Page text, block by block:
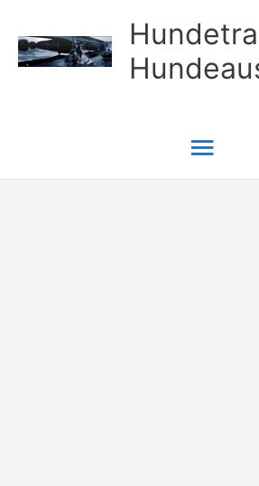
Inhalt
springen